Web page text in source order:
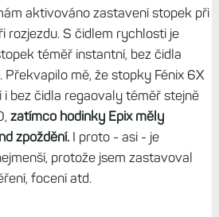
aktivováno zastavení stopek při
rozjezdu. S čidlem rychlosti je
téměř instantní, bez čidla
Překvapilo mě, že stopky Fénix 6X
i bez čidla regaovaly téměř stejně
zatímco hodinky Epix měly
zpoždění.I proto - asi - je
protože jsem zastavoval
focení atd.